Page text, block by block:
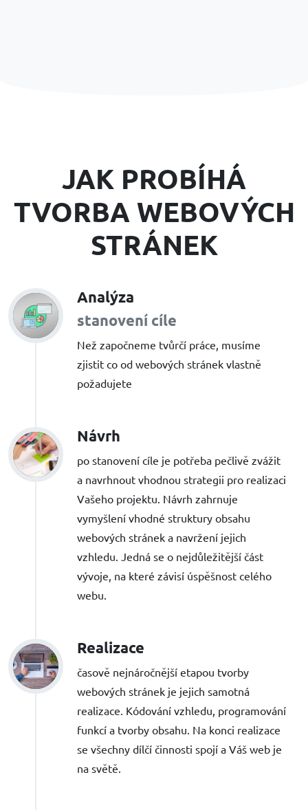
JAK PROBÍHÁ
TVORBA WEBOVÝCH
STRÁNEK
Analýza
stanovení cíle
Než započneme tvůrčí práce, musíme
zjistit co od webových stránek vlastně
požadujete
Návrh
po stanovení cíle je potřeba pečlivě zvážit
a navrhnout vhodnou strategii pro realizaci
Vašeho projektu. Návrh zahrnuje
vymyšlení vhodné struktury obsahu
webových stránek a navržení jejich
vzhledu. Jedná se o nejdůležitější část
vývoje, na které závisí úspěšnost celého
webu.
Realizace
časově nejnáročnější etapou tvorby
webových stránek je jejich samotná
realizace. Kódování vzhledu, programování
funkcí a tvorby obsahu. Na konci realizace
se všechny dílčí činnosti spojí a Váš web je
na světě.